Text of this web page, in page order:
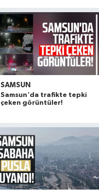
SAMSUN
Samsun'da trafikte tepki
çeken görüntüler!